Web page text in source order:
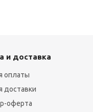
и доставка
оплаты
доставки
оферта